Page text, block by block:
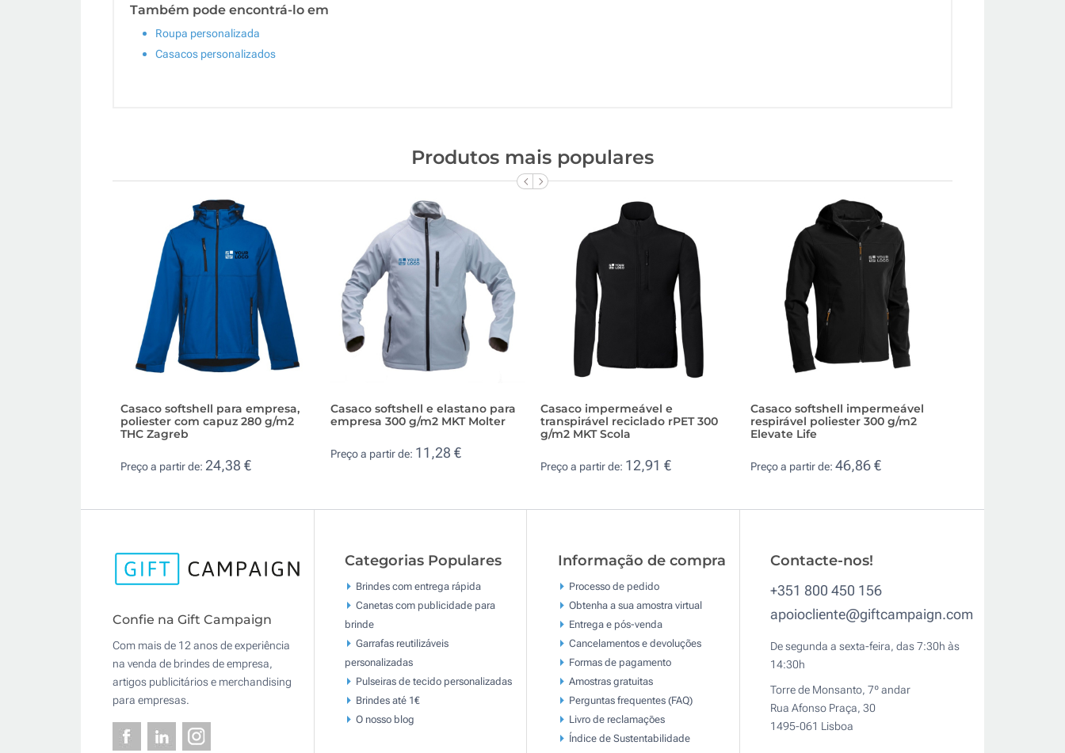
Também pode encontrá-lo em
Roupa personalizada
Casacos personalizados
Produtos mais populares
Casaco softshell para empresa,
poliester com capuz 280 g/m2
THC Zagreb
Preço a partir de: 24,38 €
Casaco softshell e elastano para
empresa 300 g/m2 MKT Molter
Preço a partir de: 11,28 €
Casaco impermeável e
transpirável reciclado rPET 300
g/m2 MKT Scola
Preço a partir de: 12,91 €
Casaco softshell impermeável
respirável poliester 300 g/m2
Elevate Life
Preço a partir de: 46,86 €
Confie na Gift Campaign
Com mais de 12 anos de experiência
na venda de brindes de empresa,
artigos publicitários e merchandising
para empresas.
Categorias Populares
Brindes com entrega rápida
Canetas com publicidade para
brinde
Garrafas reutilizáveis
personalizadas
Pulseiras de tecido personalizadas
Brindes até 1€
O nosso blog
Informação de compra
Processo de pedido
Obtenha a sua amostra virtual
Entrega e pós-venda
Cancelamentos e devoluções
Formas de pagamento
Amostras gratuitas
Perguntas frequentes (FAQ)
Livro de reclamaçōes
Índice de Sustentabilidade
Contacte-nos!
+351 800 450 156
apoiocliente@giftcampaign.com
De segunda a sexta-feira, das 7:30h às
14:30h
Torre de Monsanto, 7º andar
Rua Afonso Praça, 30
1495-061 Lisboa